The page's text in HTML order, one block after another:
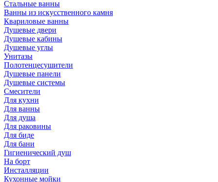
Стальные ванны
Ванны из искусственного камня
Квариловые ванны
Душевые двери
Душевые кабины
Душевые углы
Унитазы
Полотенцесушители
Душевые панели
Душевые системы
Смесители
Для кухни
Для ванны
Для душа
Для раковины
Для биде
Для бани
Гигиенический душ
На борт
Инсталляции
Кухонные мойки